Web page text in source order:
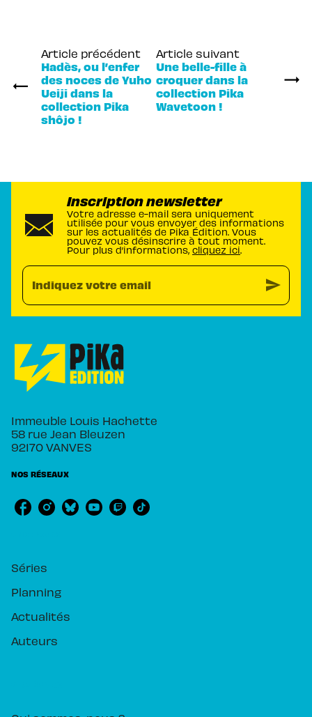
Article précédent
Hadès, ou l’enfer
des noces de Yuho
Ueiji dans la
collection Pika
shôjo !
Article suivant
Une belle-fille à
croquer dans la
collection Pika
Wavetoon !
Inscription newsletter
Votre adresse e-mail sera uniquement
utilisée pour vous envoyer des informations
sur les actualités de Pika Édition. Vous
pouvez vous désinscrire à tout moment.
Pour plus d’informations, cliquez ici.
Indiquez votre email send
Immeuble Louis Hachette
58 rue Jean Bleuzen
92170 VANVES
NOS RÉSEAUX
Séries
Planning
Actualités
Auteurs